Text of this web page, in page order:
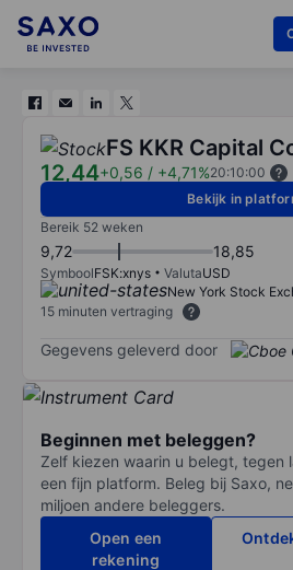
FS KKR Capital
12,44+0,56 / +4,71%20:10:00
Bekijk in
Bereik 52 weken
9,72 18,85
SymboolFSK:xnys ValutaUSD
New York Stock
15 minuten vertraging
Gegevens geleverd door
Beginnen met beleggen?
Zelf kiezen waarin u belegt, tegen
een fijn platform. Beleg bij Saxo,
miljoen andere beleggers.
Open een
rekening